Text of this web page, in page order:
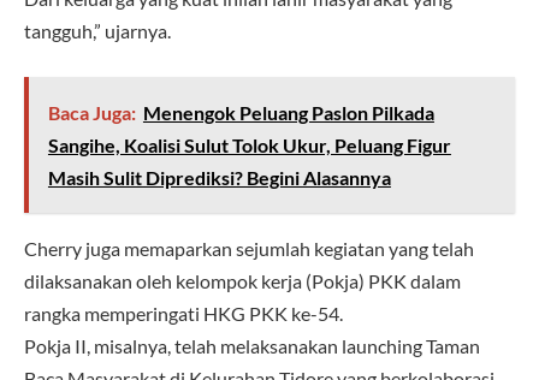
tangguh,” ujarnya.
Baca Juga: Menengok Peluang Paslon Pilkada
Sangihe, Koalisi Sulut Tolok Ukur, Peluang Figur
Masih Sulit Diprediksi? Begini Alasannya
Cherry juga memaparkan sejumlah kegiatan yang telah
dilaksanakan oleh kelompok kerja (Pokja) PKK dalam
rangka memperingati HKG PKK ke-54.
Pokja II, misalnya, telah melaksanakan launching Taman